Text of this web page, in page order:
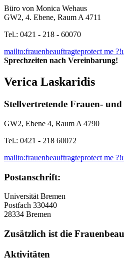
Büro von Monica Wehaus
GW2, 4. Ebene, Raum A 4711
Tel.: 0421 - 218 - 60070
mailto:frauenbeauftragteprotect me ?!
Sprechzeiten nach Vereinbarung!
Verica Laskaridis
Stellvertretende Frauen-
GW2, Ebene 4, Raum A 4790
Tel.: 0421 - 218 60072
mailto:frauenbeauftragteprotect me ?!
Postanschrift:
Universität Bremen
Postfach 330440
28334 Bremen
Zusätzlich ist die
Aktivitäten